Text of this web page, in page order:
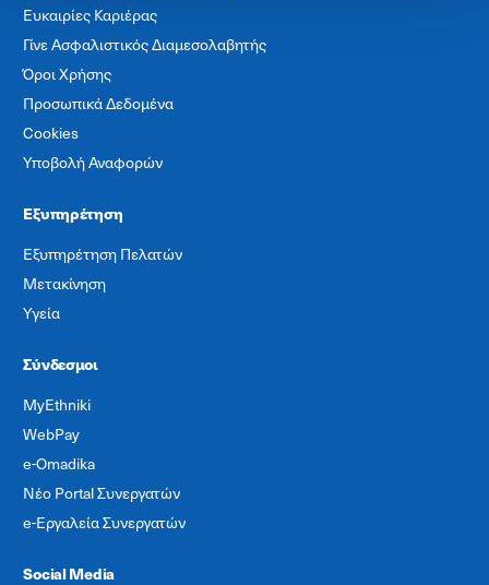
Ευκαιρίες Καριέρας
Γίνε Ασφαλιστικός Διαμεσολαβητής
Όροι Χρήσης
Προσωπικά Δεδομένα
Cookies
Υποβολή Αναφορών
Εξυπηρέτηση
Εξυπηρέτηση Πελατών
Μετακίνηση
Υγεία
Σύνδεσμοι
MyEthniki
WebPay
e-Omadika
Νέο Portal Συνεργατών
e-Εργαλεία Συνεργατών
Social Media